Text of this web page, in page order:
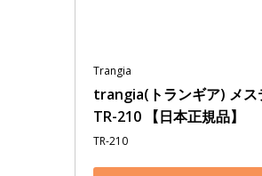
Trangia
trangia(トランギア) メス
TR-210 【日本正規品】
TR-210